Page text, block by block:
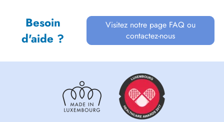
Besoin
d'aide ?
Visitez notre page FAQ ou
contactez-nous